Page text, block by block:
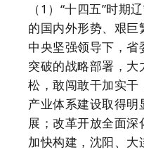
（1）“十四五”时
的国内外形势、艰
中央坚强领导下，
突破的战略部署，
松，敢闯敢干加实
产业体系建设取得
展；改革开放全面
加快构建，沈阳、